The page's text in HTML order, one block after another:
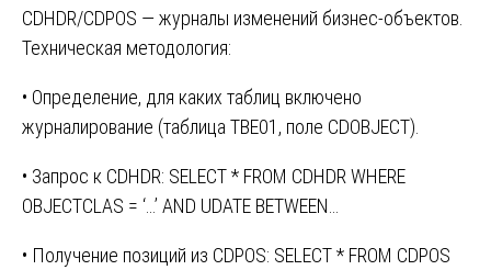
CDHDR/CDPOS — журналы изменений бизнес-объектов.
Техническая методология:
• Определение, для каких таблиц включено
журналирование (таблица TBE01, поле CDOBJECT).
• Запрос к CDHDR: SELECT * FROM CDHDR WHERE
OBJECTCLAS = ‘…’ AND UDATE BETWEEN…
• Получение позиций из CDPOS: SELECT * FROM CDPOS